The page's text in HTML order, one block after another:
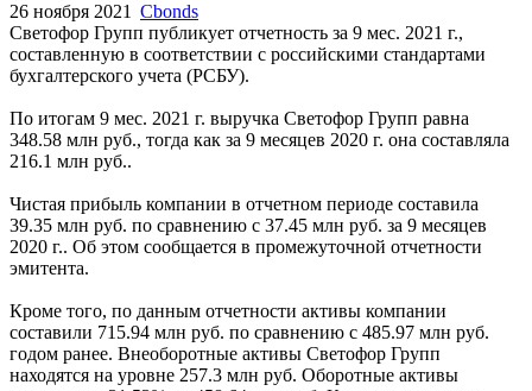
26 ноября 2021 Cbonds
Светофор Групп публикует отчетность за 9 мес. 2021 г.,
составленную в соответствии с российскими стандартами
бухгалтерского учета (РСБУ).
По итогам 9 мес. 2021 г. выручка Светофор Групп равна
348.58 млн руб., тогда как за 9 месяцев 2020 г. она составляла
216.1 млн руб..
Чистая прибыль компании в отчетном периоде составила
39.35 млн руб. по сравнению с 37.45 млн руб. за 9 месяцев
2020 г.. Об этом сообщается в промежуточной отчетности
эмитента.
Кроме того, по данным отчетности активы компании
составили 715.94 млн руб. по сравнению с 485.97 млн руб.
годом ранее. Внеоборотные активы Светофор Групп
находятся на уровне 257.3 млн руб. Оборотные активы